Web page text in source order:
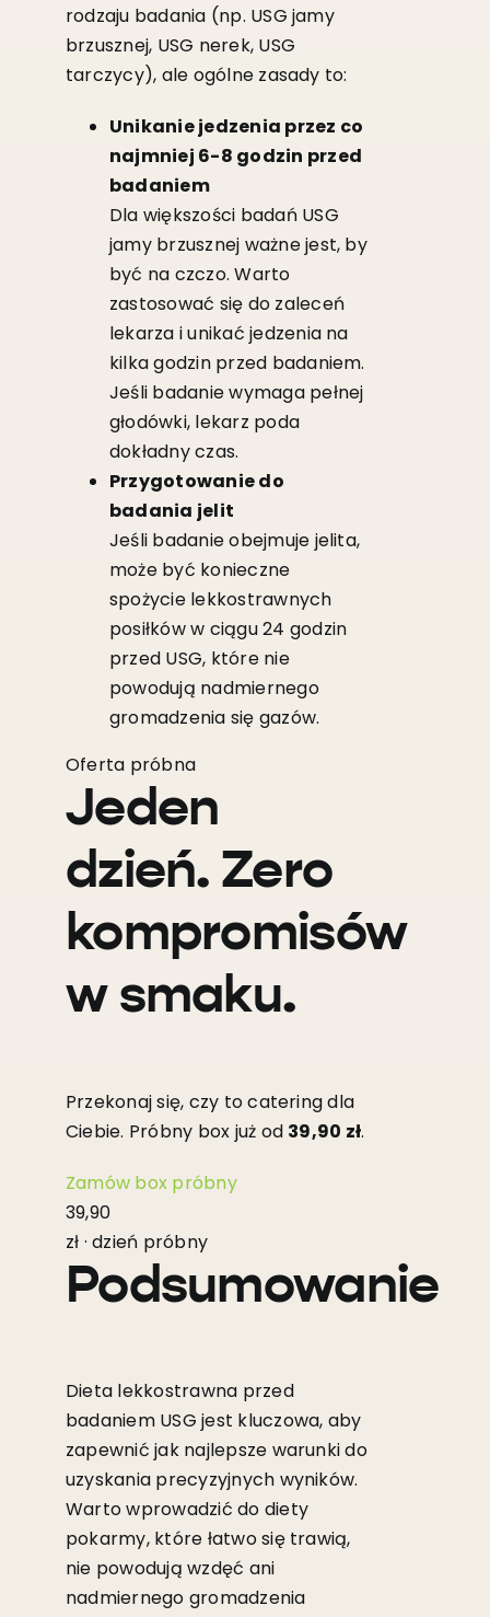
rodzaju badania (np. USG jamy
brzusznej, USG nerek, USG
tarczycy), ale ogólne zasady to:
Unikanie jedzenia przez co
najmniej 6-8 godzin przed
badaniem
Dla większości badań USG
jamy brzusznej ważne jest, by
być na czczo. Warto
zastosować się do zaleceń
lekarza i unikać jedzenia na
kilka godzin przed badaniem.
Jeśli badanie wymaga pełnej
głodówki, lekarz poda
dokładny czas.
Przygotowanie do
badania jelit
Jeśli badanie obejmuje jelita,
może być konieczne
spożycie lekkostrawnych
posiłków w ciągu 24 godzin
przed USG, które nie
powodują nadmiernego
gromadzenia się gazów.
Oferta próbna
Jeden
dzień. Zero
kompromisów
w smaku.
Przekonaj się, czy to catering dla
Ciebie. Próbny box już od 39,90 zł.
Zamów box próbny
39,90
zł · dzień próbny
Podsumowanie
Dieta lekkostrawna przed
badaniem USG jest kluczowa, aby
zapewnić jak najlepsze warunki do
uzyskania precyzyjnych wyników.
Warto wprowadzić do diety
pokarmy, które łatwo się trawią,
nie powodują wzdęć ani
nadmiernego gromadzenia